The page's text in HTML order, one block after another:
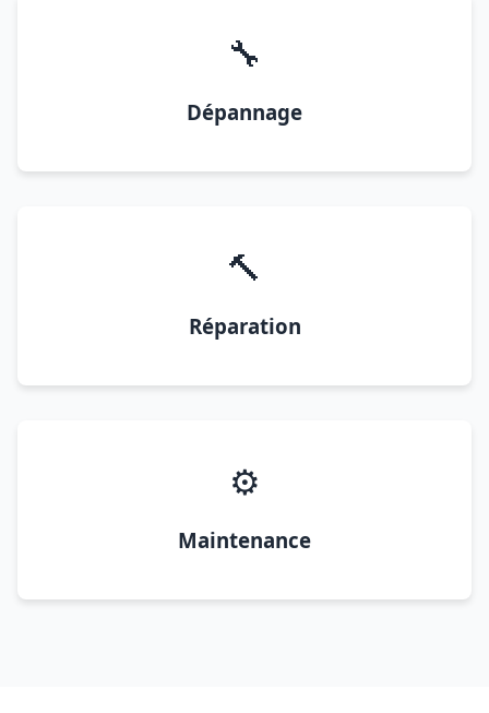
🔧
Dépannage
🔨
Réparation
⚙️
Maintenance